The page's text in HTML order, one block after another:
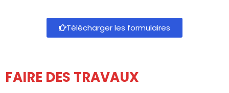
Télécharger les formulaires
FAIRE DES TRAVAUX